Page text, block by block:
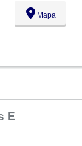
Mapa
E